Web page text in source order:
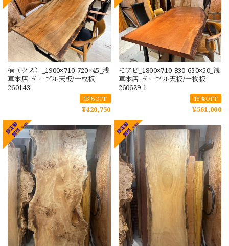
楠（クス）_1900×710-720×45_浅
草本店_テーブル天板/一枚板
260143
15%OFF
¥420,750
モアビ_1800×710-830-630×50_浅
草本店_テーブル天板/一枚板
260629-1
15%OFF
¥561,000